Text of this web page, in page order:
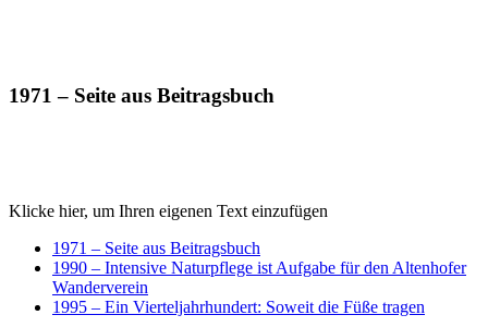
1971 – Seite aus Beitragsbuch
Klicke hier, um Ihren eigenen Text einzufügen
1971 – Seite aus Beitragsbuch
1990 – Intensive Naturpflege ist Aufgabe für den Altenhofer
Wanderverein
1995 – Ein Vierteljahrhundert: Soweit die Füße tragen